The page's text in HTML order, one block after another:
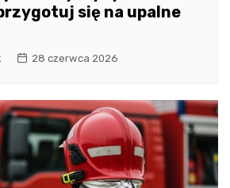
się na upalne
28 czerwca 2026